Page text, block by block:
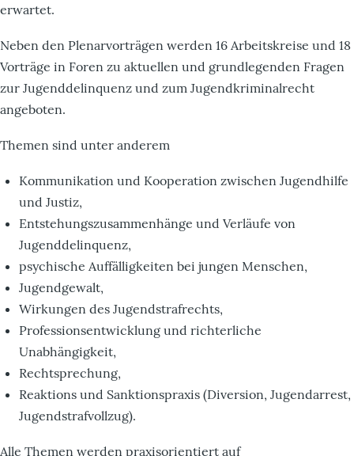
erwartet.
Neben den Plenarvorträgen werden 16 Arbeitskreise und 18
Vorträge in Foren zu aktuellen und grundlegenden Fragen
zur Jugenddelinquenz und zum Jugendkriminalrecht
angeboten.
Themen sind unter anderem
Kommunikation und Kooperation zwischen Jugendhilfe
und Justiz,
Entstehungszusammenhänge und Verläufe von
Jugenddelinquenz,
psychische Auffälligkeiten bei jungen Menschen,
Jugendgewalt,
Wirkungen des Jugendstrafrechts,
Professionsentwicklung und richterliche
Unabhängigkeit,
Rechtsprechung,
Reaktions und Sanktionspraxis (Diversion, Jugendarrest,
Jugendstrafvollzug).
Alle Themen werden praxisorientiert auf